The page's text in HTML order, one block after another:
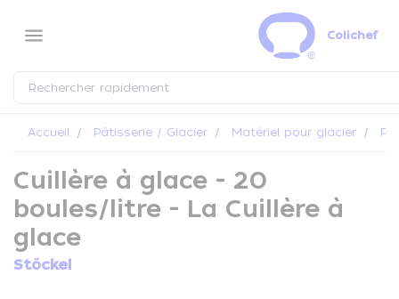
menu Colichef
Accueil Pâtisserie / Glacier Matériel pour glacier
Cuillère à glace - 20
boules/litre - La Cuillère à
glace
Stöckel